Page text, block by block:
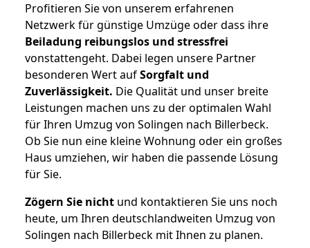
Profitieren Sie von unserem erfahrenen
Netzwerk für günstige Umzüge oder dass ihre
Beiladung reibungslos und stressfrei
vonstattengeht. Dabei legen unsere Partner
besonderen Wert aufSorgfalt und
Zuverlässigkeit. Die Qualität und unser breite
Leistungen machen uns zu der optimalen Wahl
für Ihren Umzug von Solingen nach Billerbeck.
Ob Sie nun eine kleine Wohnung oder ein großes
Haus umziehen, wir haben die passende Lösung
für Sie.
Zögern Sie nicht und kontaktieren Sie uns noch
heute, um Ihren deutschlandweiten Umzug von
Solingen nach Billerbeck mit Ihnen zu planen.